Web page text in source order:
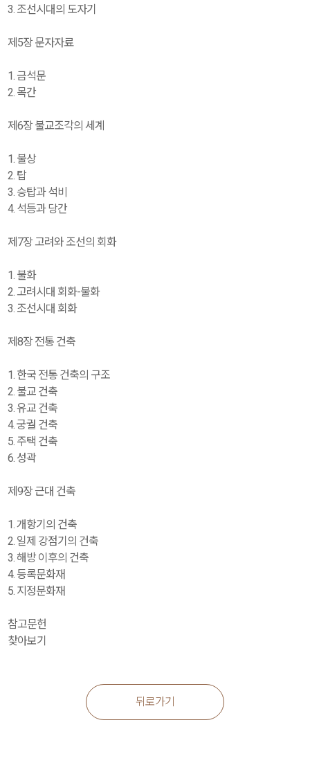
3. 조선시대의 도자기
제5장 문자자료
1. 금석문
2. 목간
제6장 불교조각의 세계
1. 불상
2. 탑
3. 승탑과 석비
4. 석등과 당간
제7장 고려와 조선의 회화
1. 불화
2. 고려시대 회화-불화
3. 조선시대 회화
제8장 전통 건축
1. 한국 전통 건축의 구조
2. 불교 건축
3. 유교 건축
4. 궁궐 건축
5. 주택 건축
6. 성곽
제9장 근대 건축
1. 개항기의 건축
2. 일제 강점기의 건축
3. 해방 이후의 건축
4. 등록문화재
5. 지정문화재
참고문헌
찾아보기
뒤로가기